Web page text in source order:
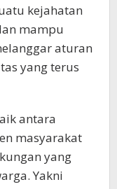
kejahatan
mampu
aturan
yang terus
antara
masyarakat
yang
Yakni